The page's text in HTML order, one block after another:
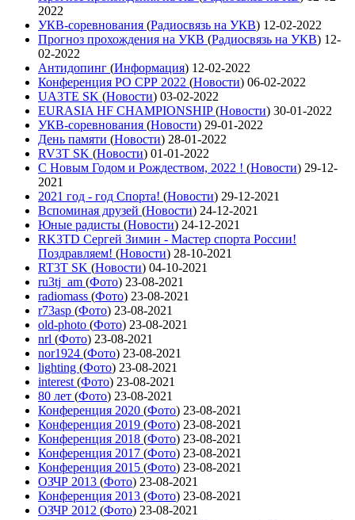
2022
УКВ-соревнования (Радиосвязь на УКВ) 12-02-2022
Прогноз прохождения на УКВ (Радиосвязь на УКВ) 12-
02-2022
Антидопинг (Информация) 12-02-2022
Конференция РО СРР 2022 (Новости) 06-02-2022
UA3TE SK (Новости) 03-02-2022
EURASIA HF CHAMPIONSHIP(Новости) 30-01-2022
УКВ-соревнования (Новости) 29-01-2022
День памяти (Новости) 28-01-2022
RV3T SK (Новости) 01-01-2022
С Новым Годом и Рождеством, 2022 ! (Новости) 29-12-
2021
2021 год - год Cпорта! (Новости) 29-12-2021
Вспоминая друзей (Новости) 24-12-2021
Юные радисты (Новости) 24-12-2021
RK3TD Сергей Зимин - Мастер спорта России!
Поздравляем! (Новости) 28-10-2021
RT3T SK (Новости) 04-10-2021
ru3tj_am (Фото) 23-08-2021
radiomass (Фото) 23-08-2021
r73asp (Фото) 23-08-2021
old-photo (Фото) 23-08-2021
nrl (Фото) 23-08-2021
nor1924 (Фото) 23-08-2021
lighting (Фото) 23-08-2021
interest (Фото) 23-08-2021
80 лет (Фото) 23-08-2021
Конференция 2020 (Фото) 23-08-2021
Конференция 2019 (Фото) 23-08-2021
Конференция 2018 (Фото) 23-08-2021
Конференция 2017 (Фото) 23-08-2021
Конференция 2015 (Фото) 23-08-2021
ОЗЧР 2013 (Фото) 23-08-2021
Конференция 2013 (Фото) 23-08-2021
ОЗЧР 2012 (Фото) 23-08-2021